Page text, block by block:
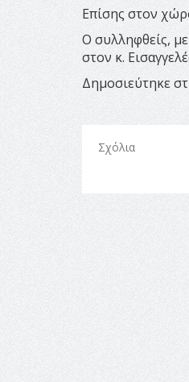
Επίσης στον
Ο συλληφθείς,
στον κ.
Δημοσιεύτηκε
Σχόλια